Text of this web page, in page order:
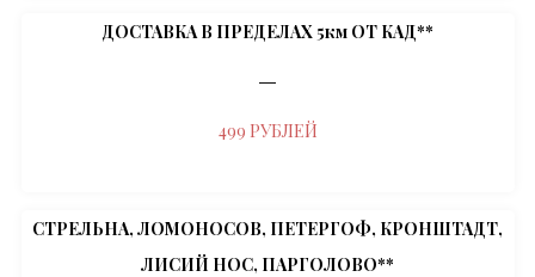
ДОСТАВКА В ПРЕДЕЛАХ 5км ОТ КАД**
―
499 РУБЛЕЙ
СТРЕЛЬНА, ЛОМОНОСОВ, ПЕТЕРГОФ, КРОНШТАДТ,
ЛИСИЙ НОС, ПАРГОЛОВО**